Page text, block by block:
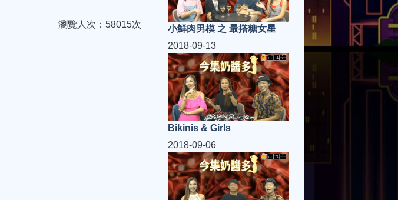
瀏覽人次：58015次
小鮮肉男模 之 最撘糖女星
2018-09-13
Bikinis & Girls
2018-09-06